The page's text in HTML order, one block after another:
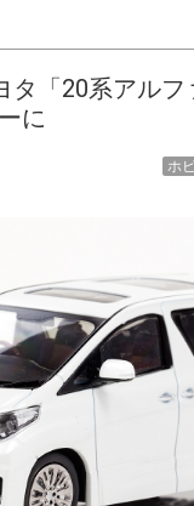
タ「20系アルフ
に
ホ